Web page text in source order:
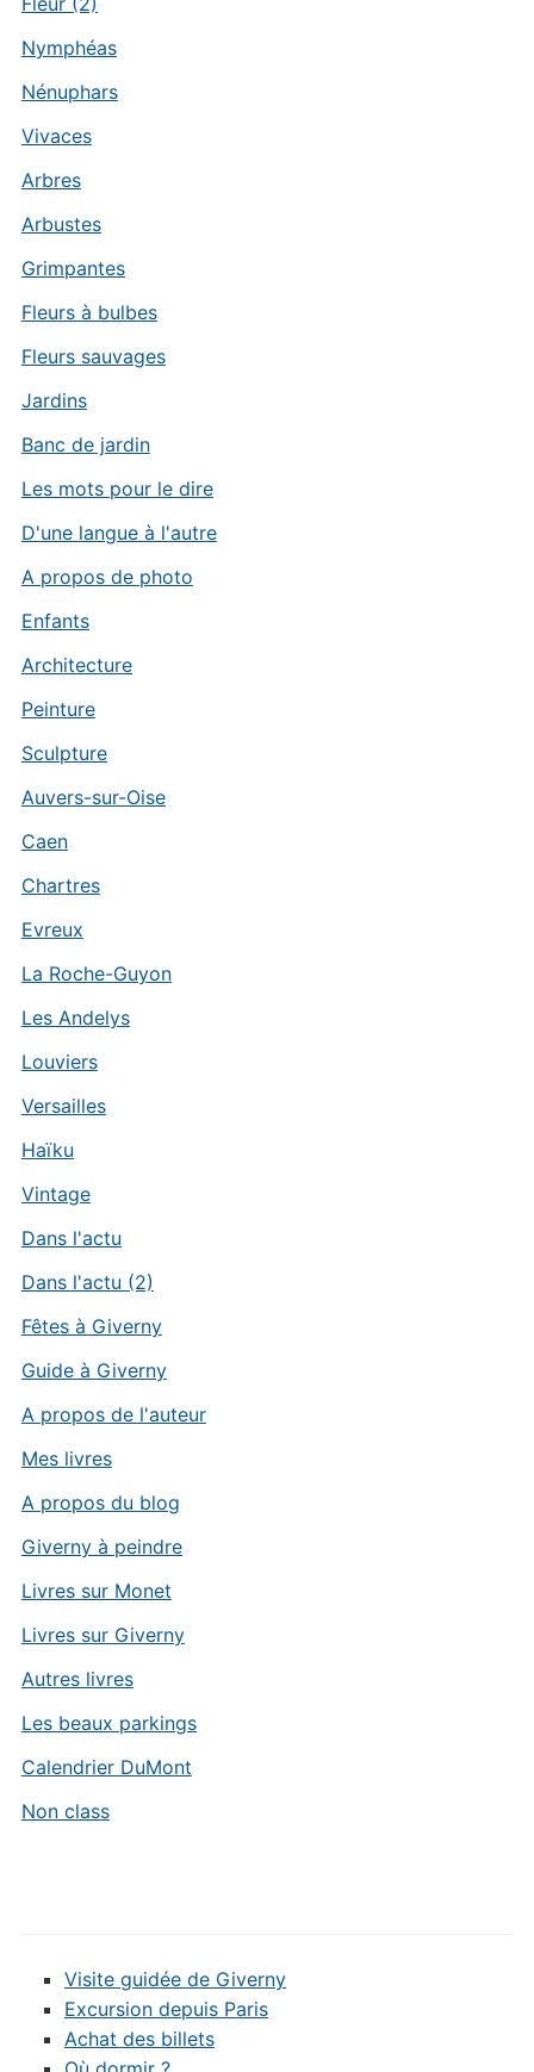
Nymphéas
Nénuphars
Vivaces
Arbres
Arbustes
Grimpantes
Fleurs à bulbes
Fleurs sauvages
Jardins
Banc de jardin
Les mots pour le dire
D'une langue à l'autre
A propos de photo
Enfants
Architecture
Peinture
Sculpture
Auvers-sur-Oise
Caen
Chartres
Evreux
La Roche-Guyon
Les Andelys
Louviers
Versailles
Haïku
Vintage
Dans l'actu
Dans l'actu (2)
Fêtes à Giverny
Guide à Giverny
A propos de l'auteur
Mes livres
A propos du blog
Giverny à peindre
Livres sur Monet
Livres sur Giverny
Autres livres
Les beaux parkings
Calendrier DuMont
Non class
Visite guidée de Giverny
Excursion depuis Paris
Achat des billets